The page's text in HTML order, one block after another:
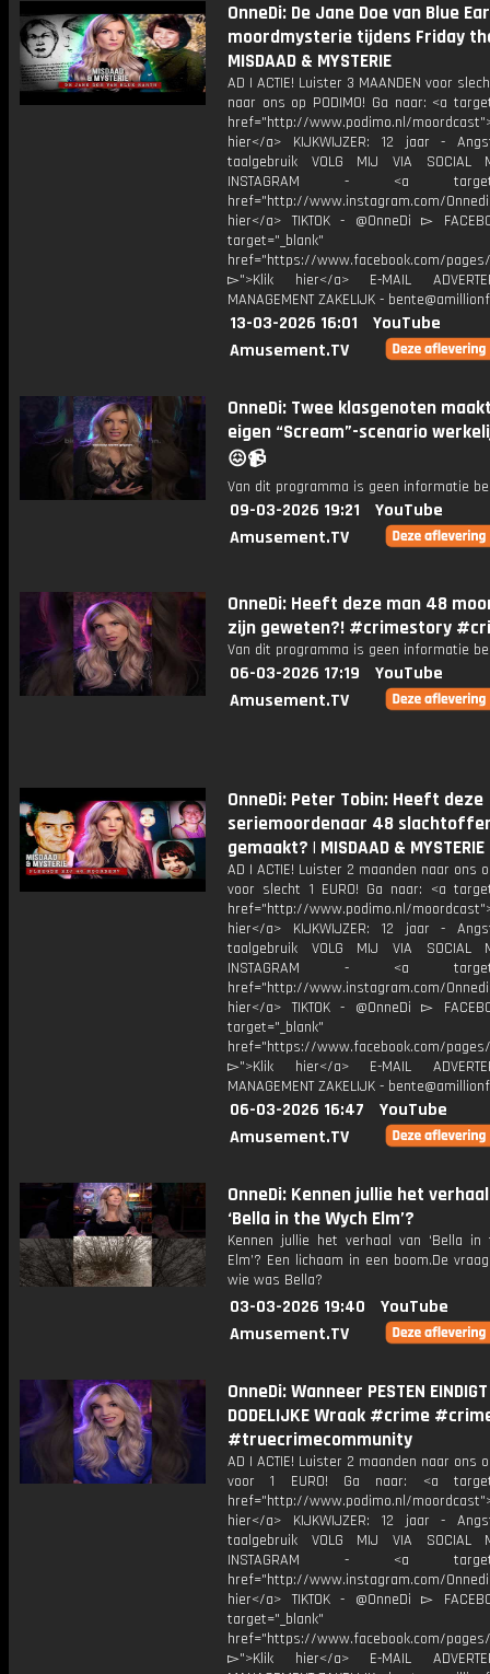
OnneDi: De Jane Doe van Blue
moordmysterie tijdens Friday
MISDAAD & MYSTERIE
AD | ACTIE! Luister 3 MAANDEN voor
naar ons op PODIMO! Ga naar: <a
href="http://www.podimo.nl/
hier</a> KIJKWIJZER: 12 jaar -
taalgebruik VOLG MIJ VIA SOCIAL
INSTAGRAM - <a
href="http://www.instagram.com/
hier</a> TIKTOK - @OnneDi ▻
target="_blank"
href="https://www.facebook.com/pages/
▻">Klik hier</a> E-MAIL
MANAGEMENT ZAKELIJK -
13-03-2026 16:01
YouTube
Amusement.TV
OnneDi: Twee klasgenoten
eigen “Scream”-scenario
😖📹
Van dit programma is geen informatie
09-03-2026 19:21
YouTube
Amusement.TV
OnneDi: Heeft deze man 48
zijn geweten?! #crimestory
Van dit programma is geen informatie
06-03-2026 17:19
YouTube
Amusement.TV
OnneDi: Peter Tobin: Heeft deze
seriemoordenaar 48
gemaakt? | MISDAAD & MYSTERIE
AD | ACTIE! Luister 2 maanden naar ons
voor slecht 1 EURO! Ga naar: <a
href="http://www.podimo.nl/
hier</a> KIJKWIJZER: 12 jaar -
taalgebruik VOLG MIJ VIA SOCIAL
INSTAGRAM - <a
href="http://www.instagram.com/
hier</a> TIKTOK - @OnneDi ▻
target="_blank"
href="https://www.facebook.com/pages/
▻">Klik hier</a> E-MAIL
MANAGEMENT ZAKELIJK -
06-03-2026 16:47
YouTube
Amusement.TV
OnneDi: Kennen jullie het
‘Bella in the Wych Elm’?
Kennen jullie het verhaal van ‘Bella in
Elm’? Een lichaam in een boom.De
wie was Bella?
03-03-2026 19:40
YouTube
Amusement.TV
OnneDi: Wanneer PESTEN
DODELIJKE Wraak #crime
#truecrimecommunity
AD | ACTIE! Luister 2 maanden naar ons
voor 1 EURO! Ga naar: <a
href="http://www.podimo.nl/
hier</a> KIJKWIJZER: 12 jaar -
taalgebruik VOLG MIJ VIA SOCIAL
INSTAGRAM - <a
href="http://www.instagram.com/
hier</a> TIKTOK - @OnneDi ▻
target="_blank"
href="https://www.facebook.com/pages/
▻">Klik hier</a> E-MAIL